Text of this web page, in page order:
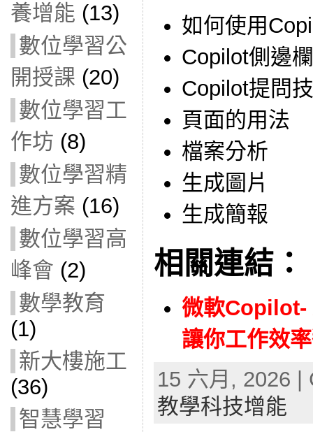
養增能 (13)
數位學習公
開授課 (20)
數位學習工
作坊 (8)
數位學習精
進方案 (16)
數位學習高
峰會 (2)
數學教育
(1)
新大樓施工
(36)
智慧學習
如何使用
Copilot側邊欄
Copilot提問
頁面的用法
檔案分析
生成圖片
生成簡報
相關連結：
微軟Copilot-
讓你工作效
15 六月, 2026
教學科技增能